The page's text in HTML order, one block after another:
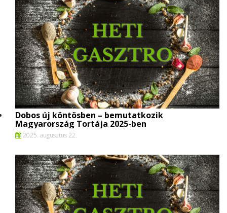
Dobos új köntösben – bemutatkozik
Magyarország Tortája 2025-ben
2025. augusztus 22.